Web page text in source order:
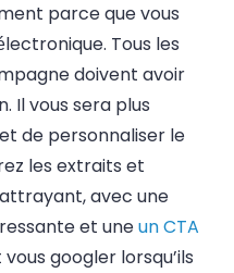
parce que vous
Tous les
doivent avoir
Il vous sera plus
de personnaliser le
les extraits et
avec une
et uneun CTA
googler lorsqu’ils